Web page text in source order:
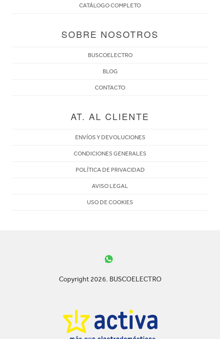
CATÁLOGO COMPLETO
SOBRE NOSOTROS
BUSCOELECTRO
BLOG
CONTACTO
AT. AL CLIENTE
ENVÍOS Y DEVOLUCIONES
CONDICIONES GENERALES
POLÍTICA DE PRIVACIDAD
AVISO LEGAL
USO DE COOKIES
Copyright 2026. BUSCOELECTRO